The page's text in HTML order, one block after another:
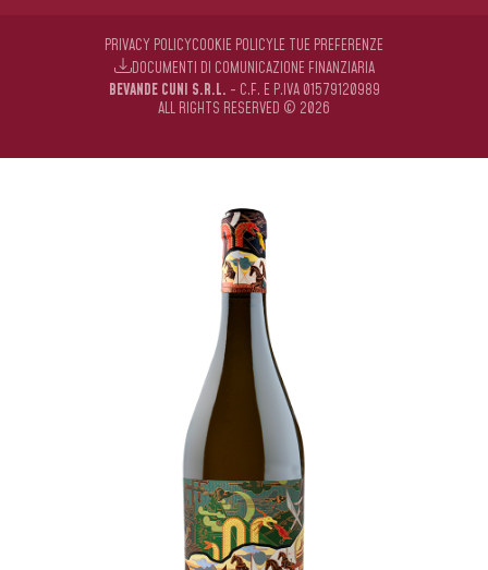
BEVANDE CUNI S.R.L. - C.F. E P.IVA 01579120989
ALL RIGHTS RESERVED © 2026
PRIVACY POLICYCOOKIE POLICYLE TUE PREFERENZE
DOCUMENTI DI COMUNICAZIONE FINANZIARIA